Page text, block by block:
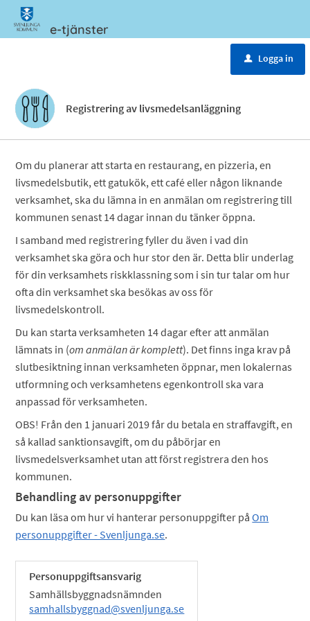
e-tjänster
u Logga in
Registrering av livsmedelsanläggning
Om du planerar att starta en restaurang, en pizzeria, en
livsmedelsbutik, ett gatukök, ett café eller någon liknande
verksamhet, ska du lämna in en anmälan om registrering till
kommunen senast 14 dagar innan du tänker öppna.
I samband med registrering fyller du även i vad din
verksamhet ska göra och hur stor den är. Detta blir underlag
för din verksamhets riskklassning som i sin tur talar om hur
ofta din verksamhet ska besökas av oss för
livsmedelskontroll.
Du kan starta verksamheten 14 dagar efter att anmälan
lämnats in (om anmälan är komplett). Det finns inga krav på
slutbesiktning innan verksamheten öppnar, men lokalernas
utformning och verksamhetens egenkontroll ska vara
anpassad för verksamheten.
OBS! Från den 1 januari 2019 får du betala en straffavgift, en
så kallad sanktionsavgift, om du påbörjar en
livsmedelsverksamhet utan att först registrera den hos
kommunen.
Behandling av personuppgifter
Du kan läsa om hur vi hanterar personuppgifter påOm
personuppgifter - Svenljunga.se.
Personuppgiftsansvarig
Samhällsbyggnadsnämnden
samhallsbyggnad@svenljunga.se